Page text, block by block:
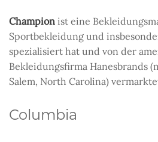
Champion ist eine
Sportbekleidung und
spezialisiert hat und von der
Bekleidungsfirma Hanesbrands
Salem, North Carolina)
Columbia